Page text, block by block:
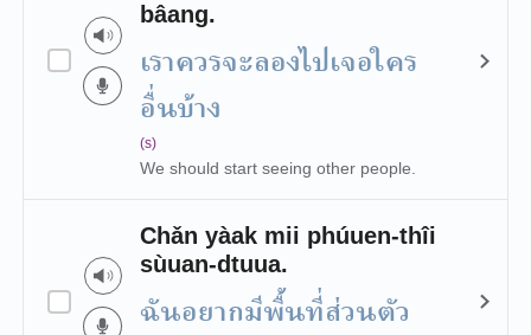
bâang.
เราควรจะลองไปเจอใคร
อื่นบ้าง
(s)
We should start seeing other people.
Chǎn yàak mii phúuen-thîi
sùuan-dtuua.
ฉันอยากมีพื้นที่ส่วนตัว